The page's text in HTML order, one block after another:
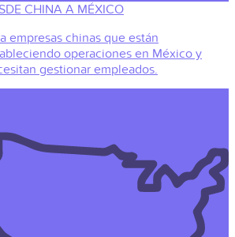
CHINA A MÉXICO
empresas chinas que están
operaciones en México y
gestionar empleados.